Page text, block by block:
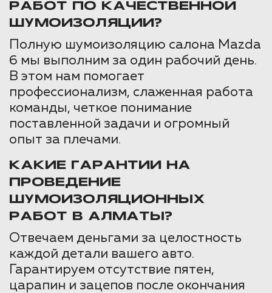
РАБОТ ПО КАЧЕСТВЕННОЙ
ШУМОИЗОЛЯЦИИ?
Полную шумоизоляцию салона Mazda
6 мы выполним за один рабочий день.
В этом нам помогает
профессионализм, слаженная работа
команды, четкое понимание
поставленной задачи и огромный
опыт за плечами.
КАКИЕ ГАРАНТИИ НА
ПРОВЕДЕНИЕ
ШУМОИЗОЛЯЦИОННЫХ
РАБОТ В АЛМАТЫ?
Отвечаем деньгами за целостность
каждой детали вашего авто.
Гарантируем отсутствие пятен,
царапин и зацепов после окончания